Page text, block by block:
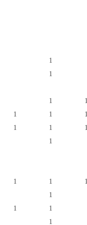
1
1
1
1 1
1 1
1
1 1
1
1
1
1